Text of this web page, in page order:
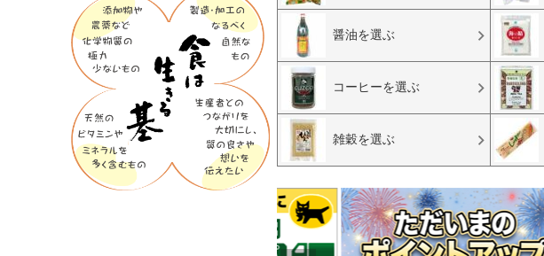
醤油を選ぶ
コーヒーを選ぶ
雑穀を選ぶ